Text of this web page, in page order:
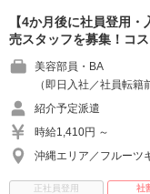
【4か月後に社員登用
売スタッフを募集！コ
美容部員・BA
（即日入社／社員転
紹介予定派遣
時給1,410円 ～
沖縄エリア／フルーツ
正社員登用 社